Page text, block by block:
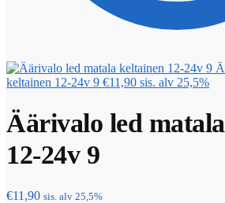
keltainen 12-24v 9 €11,90 sis. alv 25,5%
Äärivalo led
12-24v 9
€11,90 sis. alv 25,5%